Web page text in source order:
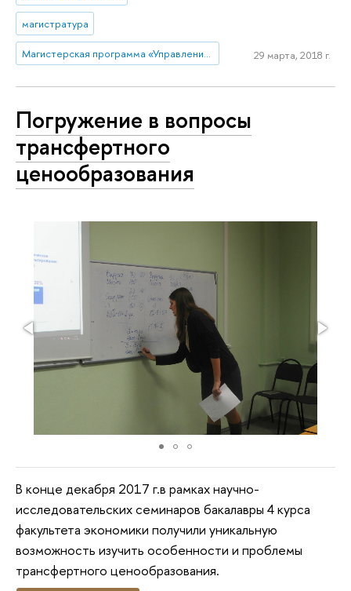
магистратура
Магистерская программа «Управление развитием компании» (Нижний Новгород) 29 марта, 2018 г.
Погружение в вопросы
трансфертного
ценообразования
В конце декабря 2017 г.в рамках научно-
исследовательских семинаров бакалавры 4 курса
факультета экономики получили уникальную
возможность изучить особенности и проблемы
трансфертного ценообразования.